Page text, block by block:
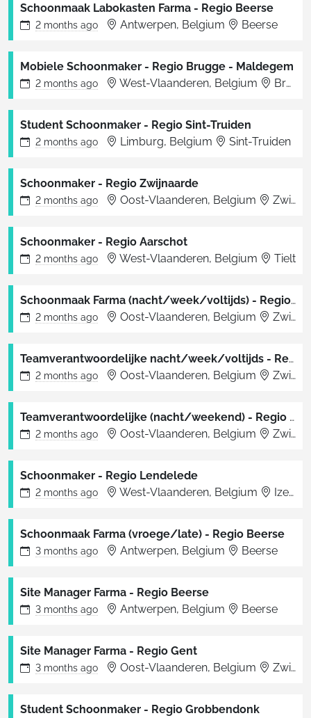
Schoonmaak Labokasten Farma - Regio Beerse
2 months ago Antwerpen, Belgium Beerse
Mobiele Schoonmaker - Regio Brugge - Maldegem
2 months ago West-Vlaanderen, Belgium Brugge
Student Schoonmaker - Regio Sint-Truiden
2 months ago Limburg, Belgium Sint-Truiden
Schoonmaker - Regio Zwijnaarde
2 months ago Oost-Vlaanderen, Belgium Zwijnaarde
Schoonmaker - Regio Aarschot
2 months ago West-Vlaanderen, Belgium Tielt
Schoonmaak Farma (nacht/week/voltijds) - Regio Zwijnaarde
2 months ago Oost-Vlaanderen, Belgium Zwijnaarde
Teamverantwoordelijke nacht/week/voltijds - Regio Zwijnaarde
2 months ago Oost-Vlaanderen, Belgium Zwijnaarde
Teamverantwoordelijke (nacht/weekend) - Regio Zwijnaarde
2 months ago Oost-Vlaanderen, Belgium Zwijnaarde
Schoonmaker - Regio Lendelede
2 months ago West-Vlaanderen, Belgium Izegem
Schoonmaak Farma (vroege/late) - Regio Beerse
3 months ago Antwerpen, Belgium Beerse
Site Manager Farma - Regio Beerse
3 months ago Antwerpen, Belgium Beerse
Site Manager Farma - Regio Gent
3 months ago Oost-Vlaanderen, Belgium Zwijnaarde
Student Schoonmaker - Regio Grobbendonk